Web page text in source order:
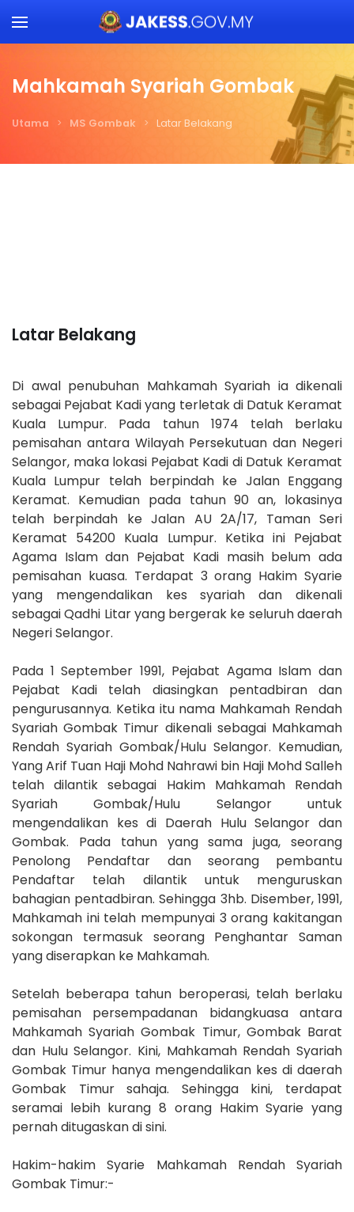
Skip to main content
Mahkamah Syariah Gombak
Utama MS Gombak Latar Belakang
Latar Belakang
Di awal penubuhan Mahkamah Syariah ia dikenali
sebagai Pejabat Kadi yang terletak di Datuk Keramat
Kuala Lumpur. Pada tahun 1974 telah berlaku
pemisahan antara Wilayah Persekutuan dan Negeri
Selangor, maka lokasi Pejabat Kadi di Datuk Keramat
Kuala Lumpur telah berpindah ke Jalan Enggang
Keramat. Kemudian pada tahun 90 an, lokasinya
telah berpindah ke Jalan AU 2A/17, Taman Seri
Keramat 54200 Kuala Lumpur. Ketika ini Pejabat
Agama Islam dan Pejabat Kadi masih belum ada
pemisahan kuasa. Terdapat 3 orang Hakim Syarie
yang mengendalikan kes syariah dan dikenali
sebagai Qadhi Litar yang bergerak ke seluruh daerah
Negeri Selangor.
Pada 1 September 1991, Pejabat Agama Islam dan
Pejabat Kadi telah diasingkan pentadbiran dan
pengurusannya. Ketika itu nama Mahkamah Rendah
Syariah Gombak Timur dikenali sebagai Mahkamah
Rendah Syariah Gombak/Hulu Selangor. Kemudian,
Yang Arif Tuan Haji Mohd Nahrawi bin Haji Mohd Salleh
telah dilantik sebagai Hakim Mahkamah Rendah
Syariah Gombak/Hulu Selangor untuk
mengendalikan kes di Daerah Hulu Selangor dan
Gombak. Pada tahun yang sama juga, seorang
Penolong Pendaftar dan seorang pembantu
Pendaftar telah dilantik untuk menguruskan
bahagian pentadbiran. Sehingga 3hb. Disember, 1991,
Mahkamah ini telah mempunyai 3 orang kakitangan
sokongan termasuk seorang Penghantar Saman
yang diserapkan ke Mahkamah.
Setelah beberapa tahun beroperasi, telah berlaku
pemisahan persempadanan bidangkuasa antara
Mahkamah Syariah Gombak Timur, Gombak Barat
dan Hulu Selangor. Kini, Mahkamah Rendah Syariah
Gombak Timur hanya mengendalikan kes di daerah
Gombak Timur sahaja. Sehingga kini, terdapat
seramai lebih kurang 8 orang Hakim Syarie yang
pernah ditugaskan di sini.
Hakim-hakim Syarie Mahkamah Rendah Syariah
Gombak Timur:-